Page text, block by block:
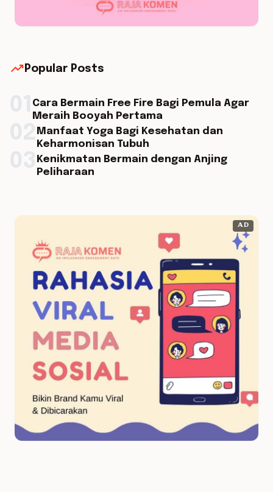
trending_up Popular Posts
Cara Bermain Free Fire Bagi Pemula Agar
Meraih Booyah Pertama
Manfaat Yoga Bagi Kesehatan dan
Keharmonisan Tubuh
Kenikmatan Bermain dengan Anjing
Peliharaan
AD